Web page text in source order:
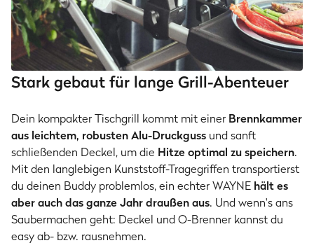
Stark gebaut für lange Grill-Abenteuer
Dein kompakter Tischgrill kommt mit einer Brennkammer
aus leichtem, robusten Alu-Druckguss und sanft
schließenden Deckel, um die Hitze optimal zu speichern.
Mit den langlebigen Kunststoff-Tragegriffen transportierst
du deinen Buddy problemlos, ein echter WAYNE hält es
aber auch das ganze Jahr draußen aus. Und wenn's ans
Saubermachen geht: Deckel und O-Brenner kannst du
easy ab- bzw. rausnehmen.